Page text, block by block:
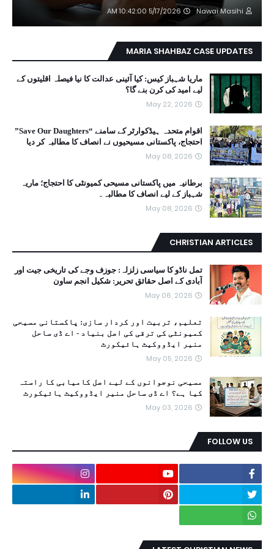
Nawai Masihi
5/17/2026 10:42:00 AM
MARIA SHAHBAZ CASE UPDATES
ماریا شہباز کیس: کیا آئینی عدالت کا نیا فیصلہ اقلیتوں کے
لیے امید کی کرن بنے گا؟
May 22, 2026
اقوام متحدہ ہیڈکوارٹر کے سامنے “Save Our Daughters”
احتجاج، پاکستانی مسیحیوں نے انصاف کا مطالبہ کر دیا
May 08, 2026
برطانیہ میں پاکستانی مسیحی کمیونٹی کا احتجاج؛ ماریہ
شہباز کے لیے انصاف کا مطالبہ۔
May 08, 2026
CHRISTIAN ARTICLES
تمل ناڈو کا سیاسی زلزلہ: جوزف وجے کی تاریخی جیت اور
آبادی کے اصل حقائق تحریر: شکیل انجم ساون
May 06, 2026
تعلیم، تربیت اور کردار سازی: پاکستانی مسیحی
کمیونٹی کی ترقی کی اصل بنیاد - اے ڈی ساحل
منیر ایڈووکیٹ ہائیکورٹ
May 05, 2026
مسیحی نوجوانوں کے لیے اصل کامیابی کا راستہ
کیا ہے؟ اے ڈی ساحل منیر ایڈووکیٹ ہائیکورٹ
May 03, 2026
FOLLOW US